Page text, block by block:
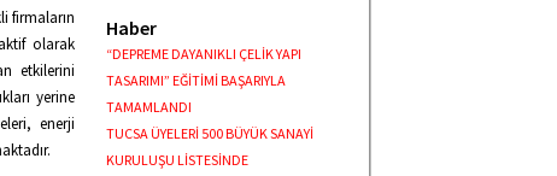
firmaların
olarak
etkilerini
yerine
enerji
Haber
“DEPREME DAYANIKLI ÇELİK YAPI
TASARIMI” EĞİTİMİ BAŞARIYLA
TAMAMLANDI
TUCSA ÜYELERİ 500 BÜYÜK SANAYİ
KURULUŞU LİSTESİNDE